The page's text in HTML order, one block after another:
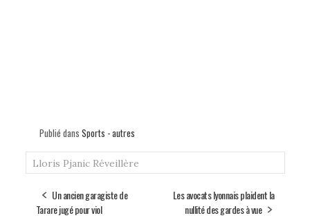
Publié dans Sports - autres
Lloris Pjanic Réveillère
Un ancien garagiste de
Tarare jugé pour viol
Les avocats lyonnais plaident la
nullité des gardes à vue